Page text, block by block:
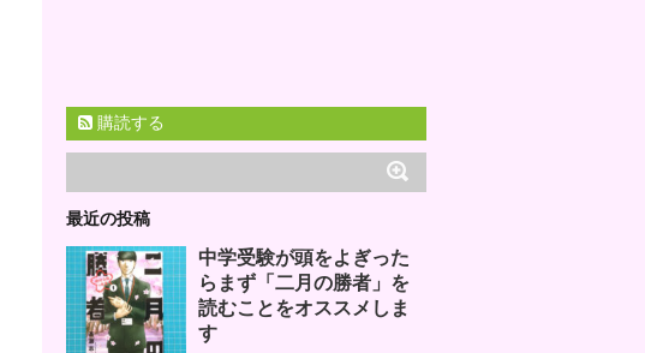
購読する
最近の投稿
中学受験が頭をよぎった
らまず「二月の勝者」を
読むことをオススメしま
す